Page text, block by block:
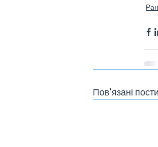
Пов'язані пости